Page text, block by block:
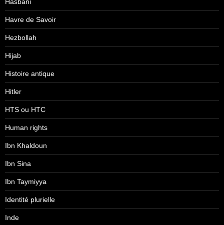
Havre de Savoir
Hezbollah
Hijab
Histoire antique
Hitler
HTS ou HTC
Human rights
Ibn Khaldoun
Ibn Sina
Ibn Taymiyya
Identité plurielle
Inde